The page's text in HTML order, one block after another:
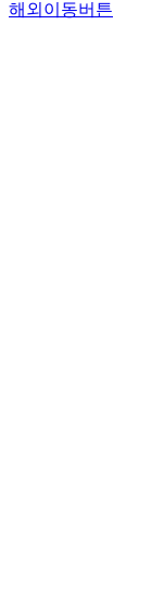
해외이동버튼